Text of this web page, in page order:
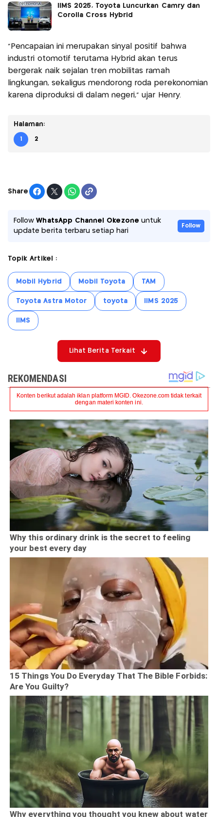
IIMS 2025, Toyota Luncurkan Camry dan
Corolla Cross Hybrid
"Pencapaian ini merupakan sinyal positif bahwa
industri otomotif terutama Hybrid akan terus
bergerak naik sejalan tren mobilitas ramah
lingkungan, sekaligus mendorong roda perekonomian
karena diproduksi di dalam negeri," ujar Henry.
Halaman:
1 2
Share
FollowWhatsApp Channel Okezone untuk
update berita terbaru setiap hari
Follow
Topik Artikel :
Mobil Hybrid Mobil Toyota TAM
Toyota Astra Motor toyota IIMS 2025
IIMS
Lihat Berita Terkait